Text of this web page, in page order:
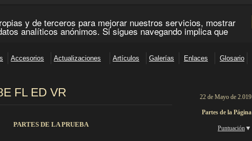
FL ED VR 22 de Mayo de 2.019
Partes de la Página
Puntuación ▼
PARTES DE LA PRUEBA